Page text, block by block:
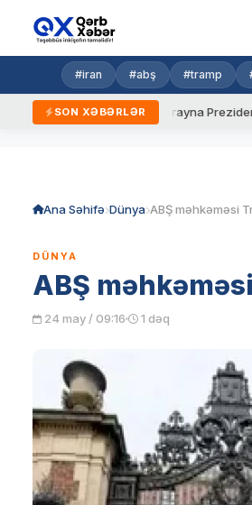
#iran #abş #tramp
SON XƏBƏRLƏR
qaydalar Ukrayna Prezidenti
Ana Səhifə Dünya ABŞ məhkəməsi
DÜNYA
ABŞ
24 may / 09:16 1 dəq